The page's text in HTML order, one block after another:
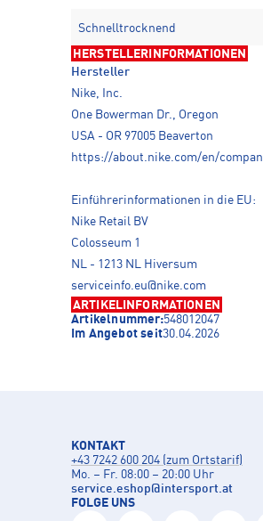
Schnelltrocknend
HERSTELLERINFORMATIONEN
Hersteller
Nike, Inc.
One Bowerman Dr., Oregon
USA - OR 97005 Beaverton
https://about.nike.com/en/
Einführerinformationen in die EU:
Nike Retail BV
Colosseum 1
NL - 1213 NL Hiversum
serviceinfo.eu@nike.com
ARTIKELINFORMATIONEN
Artikelnummer:548012047
Im Angebot seit30.04.2026
KONTAKT
+43 7242 600 204 (zum Ortstarif)
Mo. – Fr. 08:00 – 20:00 Uhr
service.eshop@intersport.at
FOLGE UNS